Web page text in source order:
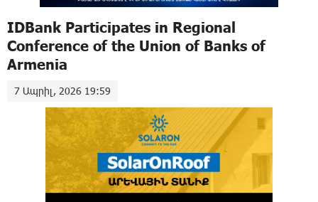
IDBank Participates in Regional
Conference of the Union of Banks of
Armenia
7 Ապրիլ, 2026 19:59